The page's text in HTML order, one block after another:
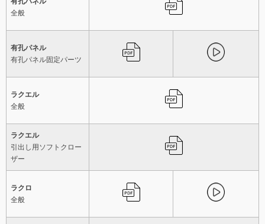
全般
有孔パネル
有孔パネル固定パーツ
ラクエル
全般
ラクエル
引出し用ソフトクロー
ザー
ラクロ
全般